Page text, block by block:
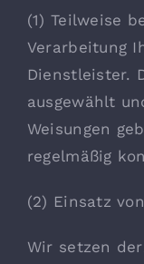
(1) Teilweise
Verarbeitung
Dienstleister.
ausgewählt
Weisungen
regelmäßig
(2) Einsatz
Wir setzen